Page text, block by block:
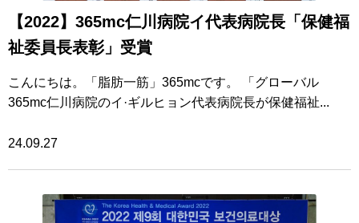
【2022】365mc仁川病院イ代表病院長「保健福
祉委員長表彰」受賞
こんにちは。「脂肪一筋」365mcです。 「グローバル
365mc仁川病院のイ·ギルヒョン代表病院長が保健福祉...
24.09.27